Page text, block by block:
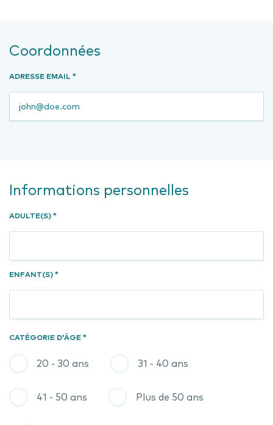
Coordonnées
ADRESSE EMAIL *
Informations personnelles
ADULTE(S) *
ENFANT(S) *
CATÉGORIE D'ÂGE *
20 - 30 ans 31 - 40 ans
41 - 50 ans Plus de 50 ans